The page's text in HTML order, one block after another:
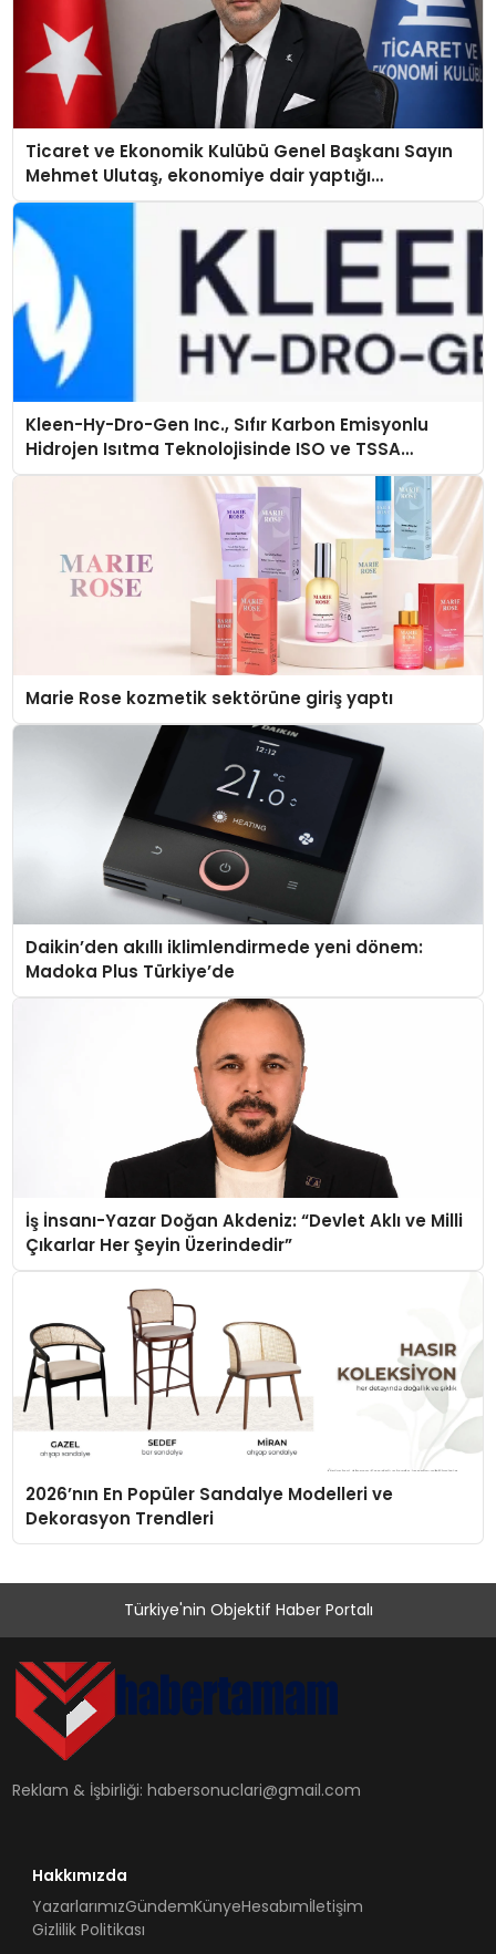
Ticaret ve Ekonomik Kulübü Genel Başkanı Sayın
Mehmet Ulutaş, ekonomiye dair yaptığı
açıklamada şunları kaydetti:
Kleen-Hy-Dro-Gen Inc., Sıfır Karbon Emisyonlu
Hidrojen Isıtma Teknolojisinde ISO ve TSSA
Düzenleyici Onaylarını Aldı
Marie Rose kozmetik sektörüne giriş yaptı
Daikin’den akıllı iklimlendirmede yeni dönem:
Madoka Plus Türkiye’de
İş İnsanı-Yazar Doğan Akdeniz: “Devlet Aklı ve Milli
Çıkarlar Her Şeyin Üzerindedir”
2026’nın En Popüler Sandalye Modelleri ve
Dekorasyon Trendleri
Türkiye'nin Objektif Haber Portalı
Reklam & İşbirliği:habersonuclari@gmail.com
Hakkımızda
YazarlarımızGündemKünyeHesabımİletişim
Gizlilik Politikası